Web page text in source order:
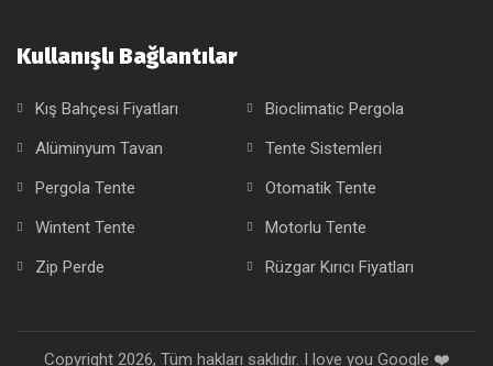
Kullanışlı Bağlantılar
Kış Bahçesi Fiyatları
Bioclimatic Pergola
Alüminyum Tavan
Tente Sistemleri
Pergola Tente
Otomatik Tente
Wintent Tente
Motorlu Tente
Zip Perde
Rüzgar Kırıcı Fiyatları
Copyright 2026, Tüm hakları saklıdır. I love you Google ❤️